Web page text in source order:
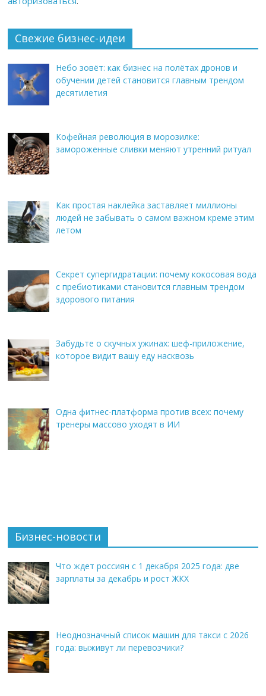
Свежие бизнес-идеи
Небо зовёт: как бизнес на полётах дронов и
обучении детей становится главным трендом
десятилетия
Кофейная революция в морозилке:
замороженные сливки меняют утренний ритуал
Как простая наклейка заставляет миллионы
людей не забывать о самом важном креме этим
летом
Секрет супергидратации: почему кокосовая вода
с пребиотиками становится главным трендом
здорового питания
Забудьте о скучных ужинах: шеф-приложение,
которое видит вашу еду насквозь
Одна фитнес-платформа против всех: почему
тренеры массово уходят в ИИ
Бизнес-новости
Что ждет россиян с 1 декабря 2025 года: две
зарплаты за декабрь и рост ЖКХ
Неоднозначный список машин для такси с 2026
года: выживут ли перевозчики?